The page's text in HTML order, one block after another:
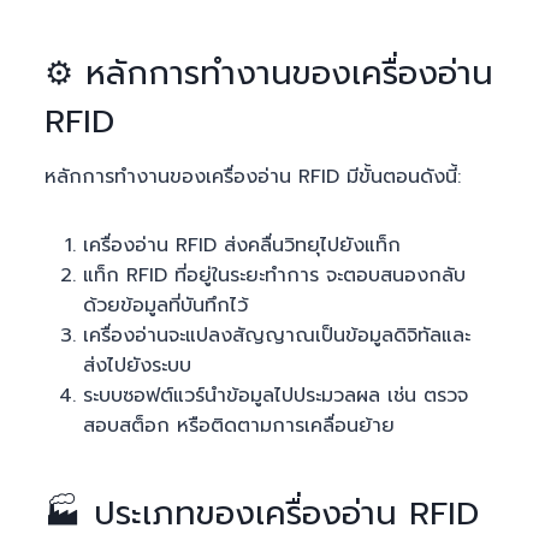
⚙️ หลักการทำงานของเครื่องอ่าน
RFID
หลักการทำงานของเครื่องอ่าน RFID มีขั้นตอนดังนี้:
เครื่องอ่าน RFID ส่งคลื่นวิทยุไปยังแท็ก
แท็ก RFID ที่อยู่ในระยะทำการ จะตอบสนองกลับ
ด้วยข้อมูลที่บันทึกไว้
เครื่องอ่านจะแปลงสัญญาณเป็นข้อมูลดิจิทัลและ
ส่งไปยังระบบ
ระบบซอฟต์แวร์นำข้อมูลไปประมวลผล เช่น ตรวจ
สอบสต็อก หรือติดตามการเคลื่อนย้าย
🏭 ประเภทของเครื่องอ่าน RFID